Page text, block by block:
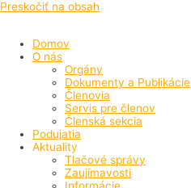
Preskočiť na obsah
Domov
O nás
Orgány
Dokumenty a Publikácie
Členovia
Servis pre členov
Členská sekcia
Podujatia
Aktuality
Tlačové správy
Zaujímavosti
Informácie